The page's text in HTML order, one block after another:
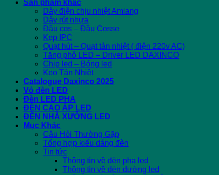
Sản phẩm khác
Dây điện chịu nhiệt Amiang
Dây rút nhựa
Đầu cos – Đầu Cosse
Kẹp IPC
Quạt hút – Quạt tản nhiệt ( điện 220v AC)
Tăng phô LED – Driver LED DAXINCO
Chip led – Bóng led
Keo Tản Nhiệt
Catalogue Daxinco 2025
Vỏ đèn LED
Đèn LED PHA
ĐÈN CAO ÁP LED
ĐÈN NHÀ XƯỞNG LED
Mục Khác
Câu Hỏi Thường Gặp
Tổng hợp kiểu dáng đèn
Tin tức
Thông tin về đèn pha led
Thông tin về đèn đường led